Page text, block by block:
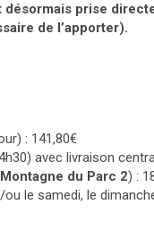
désormais prise
de l’apporter).
: 141,80€
avec livraison
du Parc 2) :
le samedi, le